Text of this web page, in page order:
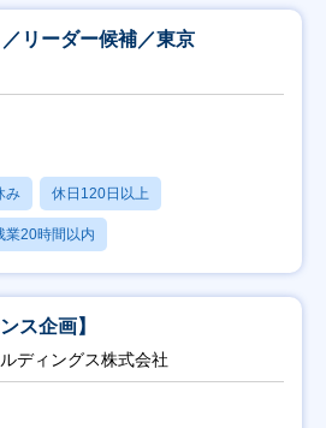
リーダー候補／東京
み 休日120日以上
業20時間以内
ス企画】
ディングス株式会社